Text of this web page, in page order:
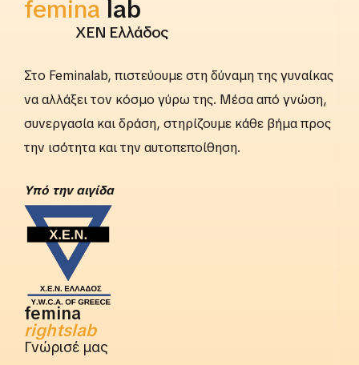
femina lab
ΧΕΝ Ελλάδος
Στο Feminalab, πιστεύουμε στη δύναμη της γυναίκας
να αλλάξει τον κόσμο γύρω της. Μέσα από γνώση,
συνεργασία και δράση, στηρίζουμε κάθε βήμα προς
την ισότητα και την αυτοπεποίθηση.
Yπό την αιγίδα
femina
rightslab
Γνώρισέ μας